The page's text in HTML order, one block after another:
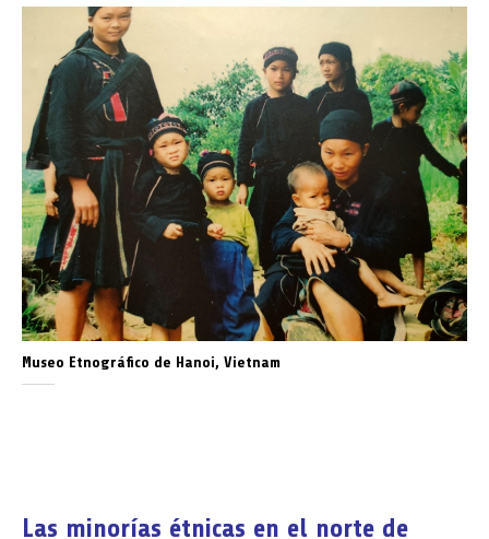
Museo Etnográfico de Hanoi, Vietnam
Las minorías étnicas en el norte de